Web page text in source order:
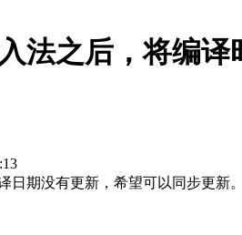
法之后，将编译
日期没有更新，希望可以同步更新。